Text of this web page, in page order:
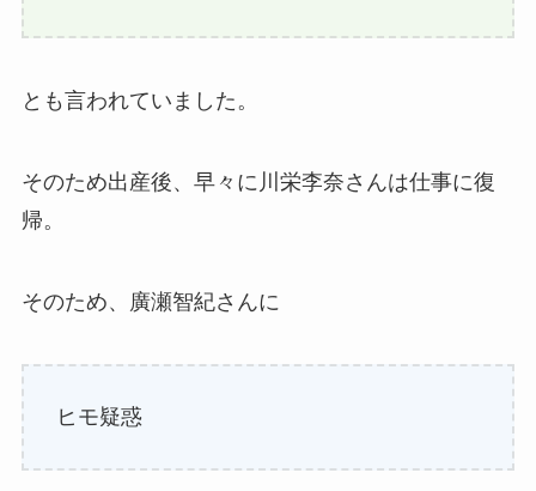
とも言われていました。
そのため出産後、早々に川栄李奈さんは仕事に復
帰。
そのため、廣瀬智紀さんに
ヒモ疑惑